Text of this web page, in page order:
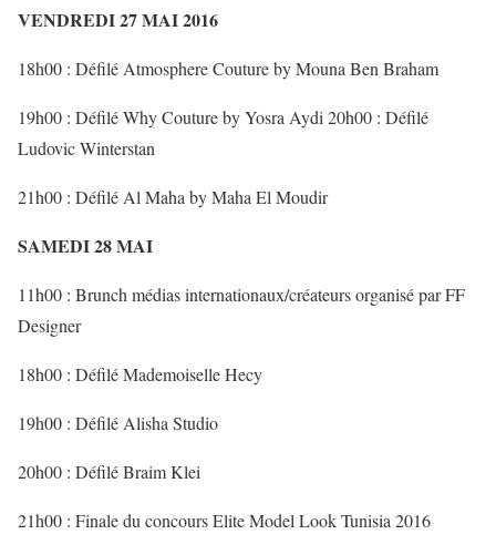
VENDREDI 27 MAI 2016
18h00 : Défilé Atmosphere Couture by Mouna Ben Braham
19h00 : Défilé Why Couture by Yosra Aydi 20h00 : Défilé
Ludovic Winterstan
21h00 : Défilé Al Maha by Maha El Moudir
SAMEDI 28 MAI
11h00 : Brunch médias internationaux/créateurs organisé par FF
Designer
18h00 : Défilé Mademoiselle Hecy
19h00 : Défilé Alisha Studio
20h00 : Défilé Braim Klei
21h00 : Finale du concours Elite Model Look Tunisia 2016